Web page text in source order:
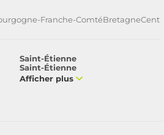
Franche-ComtéBretagne
Saint-Étienne
Saint-Étienne
Afficher plus